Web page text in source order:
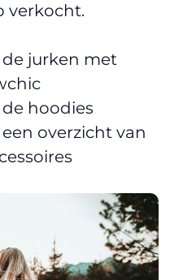
verkocht.
jurken met
hoodies
overzicht van